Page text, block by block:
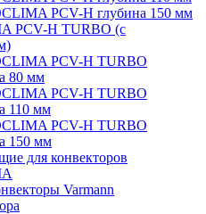
PCV-H глубина 150 мм
PCV-H TURBO (c
PCV-H TURBO
80 мм
PCV-H TURBO
110 мм
PCV-H TURBO
150 мм
для конвекторов
Varmann